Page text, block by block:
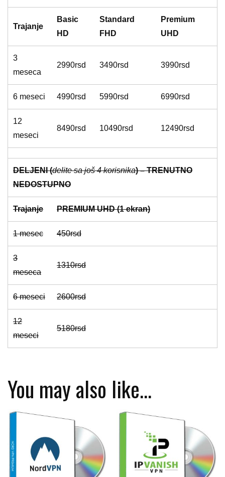
Trajanje
Basic
HD
Standard
FHD
Premium
UHD
3
meseca
2990rsd 3490rsd 3990rsd
6 meseci 4990rsd 5990rsd 6990rsd
12
meseci
8490rsd 10490rsd 12490rsd
DELJENI (delite sa još 4 korisnika) – TRENUTNO
NEDOSTUPNO
Trajanje PREMIUM UHD (1 ekran)
1 mesec 450rsd
3
meseca
1310rsd
6 meseci 2600rsd
12
meseci
5180rsd
You may also like…